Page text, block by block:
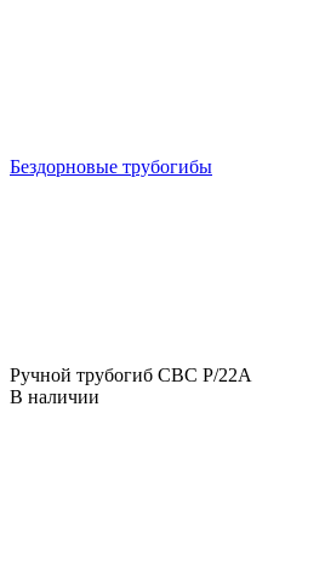
Бездорновые трубогибы
Ручной трубогиб CBC P/22A
В наличии